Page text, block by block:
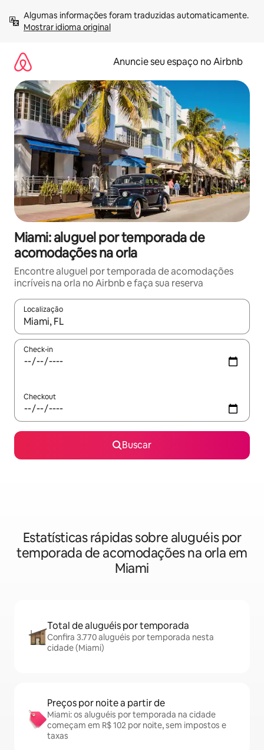
para
Mostrar idioma original
Anuncie seu espaço no Airbnb
Miami: aluguel por temporada de
acomodações na orla
Encontre aluguel por temporada de acomodações
incríveis na orla no Airbnb e faça sua reserva
Localização
Quando os resultados estiverem disponíveis, explore-os
Check-in
Checkout
Buscar
Estatísticas rápidas sobre aluguéis por
temporada de acomodações na orla em
Miami
Total de aluguéis por temporada
Confira 3.770 aluguéis por temporada nesta
cidade (Miami)
Preços por noite a partir de
Miami: os aluguéis por temporada na cidade
começam em R$ 102 por noite, sem impostos e
taxas